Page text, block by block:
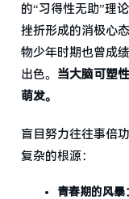
的“习得性无助”理
挫折形成的消极心
物少年时期也曾成
出色。 当大脑可塑
萌发。
盲目努力往往事倍
复杂的根源：
青春期的风暴